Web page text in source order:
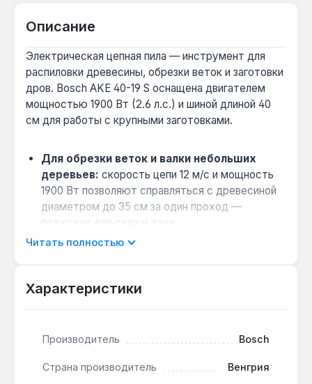
Описание
Электрическая цепная пила — инструмент для
распиловки древесины, обрезки веток и заготовки
дров. Bosch AKE 40-19 S оснащена двигателем
мощностью 1900 Вт (2.6 л.с.) и шиной длиной 40
см для работы с крупными заготовками.
Для обрезки веток и валки небольших
деревьев: скорость цепи 12 м/с и мощность
1900 Вт позволяют справляться с древесиной
диаметром до 35 см за один проход —
Быстрая замена цепи без инструмента:
частой смене задач.
отдаче — снижает риск травм при работе с
Автоматическая смазка шины: масляный бак
Читать полностью
Характеристики
Производитель Bosch
Страна производитель Венгрия